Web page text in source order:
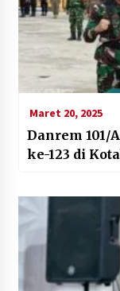
Maret 20, 2025
Danrem 101/
ke-123 di